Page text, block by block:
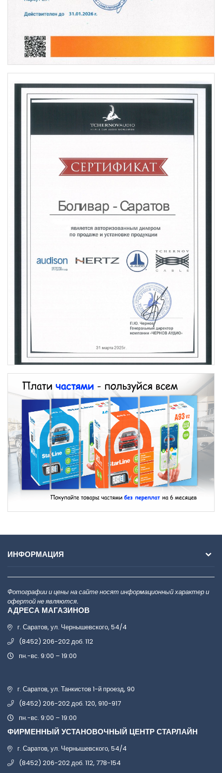
ИНФОРМАЦИЯ
Фотографии и цены на сайте носят информационный характер и
офертой не являются.
АДРЕСА МАГАЗИНОВ
г. Саратов, ул. Чернышевского, 54/4
(8452) 206-202 доб. 112
пн.-вс. 9:00 – 19:00
г. Саратов, ул. Танкистов 1-й проезд, 90
(8452) 206-202 доб. 120, 910-917
пн.-вс. 9:00 – 19:00
ФИРМЕННЫЙ УСТАНОВОЧНЫЙ ЦЕНТР СТАРЛАЙН
г. Саратов, ул. Чернышевского, 54/4
(8452) 206-202 доб. 112, 778-154